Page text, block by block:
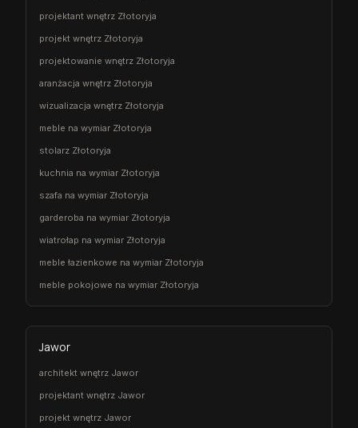
projektant wnętrz Złotoryja
projekt wnętrz Złotoryja
projektowanie wnętrz Złotoryja
aranżacja wnętrz Złotoryja
wizualizacja wnętrz Złotoryja
meble na wymiar Złotoryja
stolarz Złotoryja
kuchnia na wymiar Złotoryja
szafa na wymiar Złotoryja
garderoba na wymiar Złotoryja
wiatrołap na wymiar Złotoryja
meble łazienkowe na wymiar Złotoryja
meble pokojowe na wymiar Złotoryja
Jawor
architekt wnętrz Jawor
projektant wnętrz Jawor
projekt wnętrz Jawor